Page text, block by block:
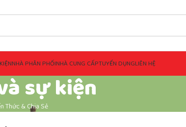
NHÀ PHÂN PHỐINHÀ CUNG CẤPTUYỂN DỤNGLIÊN HỆ
sự kiện
Thức & Chia Sẻ